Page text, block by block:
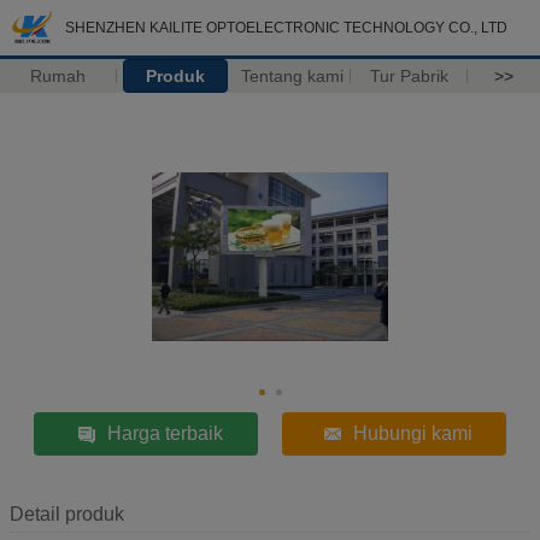
SHENZHEN KAILITE OPTOELECTRONIC TECHNOLOGY CO., LTD
Rumah Produk Tentang kami Tur Pabrik >>
Harga terbaik Hubungi kami
Detail produk